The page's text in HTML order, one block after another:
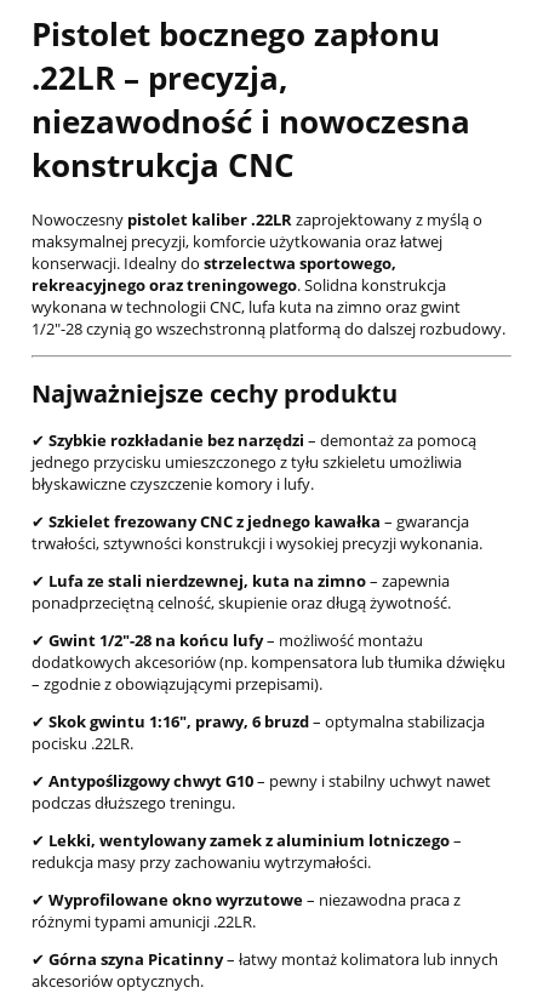
Pistolet bocznego zapłonu
.22LR – precyzja,
niezawodność i nowoczesna
konstrukcja CNC
Nowoczesny pistolet kaliber .22LR zaprojektowany z myślą o
maksymalnej precyzji, komforcie użytkowania oraz łatwej
konserwacji. Idealny do strzelectwa sportowego,
rekreacyjnego oraz treningowego. Solidna konstrukcja
wykonana w technologii CNC, lufa kuta na zimno oraz gwint
1/2"-28 czynią go wszechstronną platformą do dalszej rozbudowy.
Najważniejsze cechy produktu
✔ Szybkie rozkładanie bez narzędzi – demontaż za pomocą
jednego przycisku umieszczonego z tyłu szkieletu umożliwia
błyskawiczne czyszczenie komory i lufy.
✔ Szkielet frezowany CNC z jednego kawałka – gwarancja
trwałości, sztywności konstrukcji i wysokiej precyzji wykonania.
✔ Lufa ze stali nierdzewnej, kuta na zimno– zapewnia
ponadprzeciętną celność, skupienie oraz długą żywotność.
✔ Gwint 1/2"-28 na końcu lufy– możliwość montażu
dodatkowych akcesoriów (np. kompensatora lub tłumika dźwięku
– zgodnie z obowiązującymi przepisami).
✔ Skok gwintu 1:16", prawy, 6 bruzd– optymalna stabilizacja
pocisku .22LR.
✔ Antypoślizgowy chwyt G10– pewny i stabilny uchwyt nawet
podczas dłuższego treningu.
✔ Lekki, wentylowany zamek z aluminium lotniczego–
redukcja masy przy zachowaniu wytrzymałości.
✔ Wyprofilowane okno wyrzutowe– niezawodna praca z
różnymi typami amunicji .22LR.
✔ Górna szyna Picatinny– łatwy montaż kolimatora lub innych
akcesoriów optycznych.